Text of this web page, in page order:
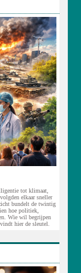
tot klimaat,
elkaar sneller
bundelt de twintig
hoe politiek,
Wie wil begrijpen
vindt hier de sleutel.